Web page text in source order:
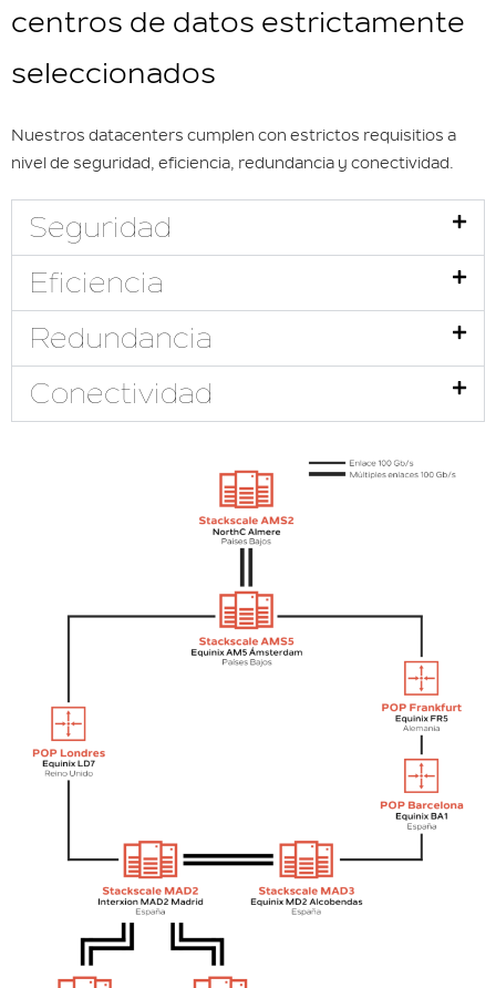
centros de datos estrictamente
seleccionados
Nuestros datacenters cumplen con estrictos requisitios a
nivel de seguridad, eficiencia, redundancia y conectividad.
Seguridad
Eficiencia
Redundancia
Conectividad